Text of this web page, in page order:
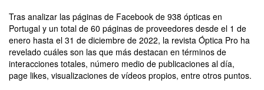
Tras analizar las páginas de Facebook de 938 ópticas en
Portugal y un total de 60 páginas de proveedores desde el 1 de
enero hasta el 31 de diciembre de 2022, la revista Óptica Pro ha
revelado cuáles son las que más destacan en términos de
interacciones totales, número medio de publicaciones al día,
page likes, visualizaciones de vídeos propios, entre otros puntos.